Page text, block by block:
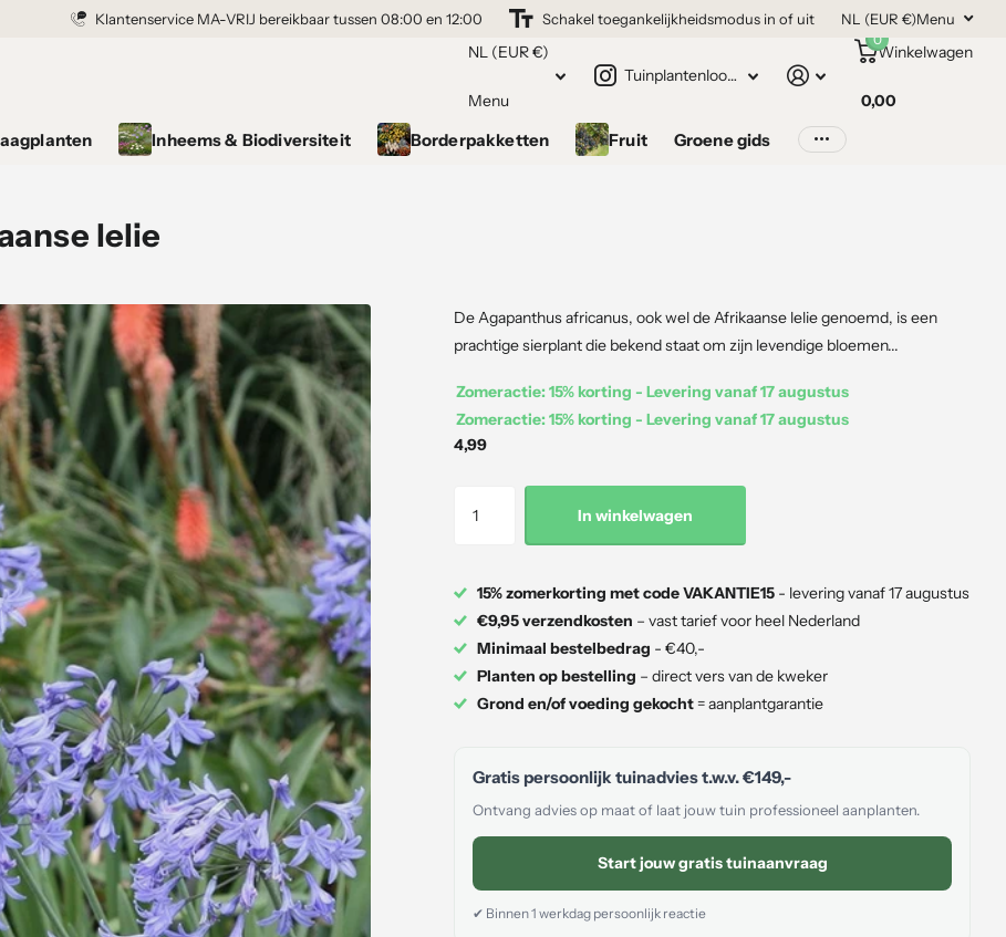
Grond gekocht = Plantgarantie
Klantenservice MA-VRIJ bereikbaar tussen 08:00 en 12:00 Schakel toegankelijkheidsmodus in of uit NL (EUR €)Menu
NL (EUR €)
Menu
Tuinplantenloods.nl
Winkelwagen
0
0,00
Inheems & Biodiversiteit Borderpakketten Fruit Groene gids
lelie
De Agapanthus africanus, ook wel de Afrikaanse lelie genoemd, is een
prachtige sierplant die bekend staat om zijn levendige bloemen...
Zomeractie: 15% korting - Levering vanaf 17 augustus
Zomeractie: 15% korting - Levering vanaf 17 augustus
4,99
In winkelwagen
15% zomerkorting met code VAKANTIE15 - levering vanaf 17 augustus
€9,95 verzendkosten – vast tarief voor heel Nederland
Minimaal bestelbedrag - €40,-
Planten op bestelling – direct vers van de kweker
Grond en/of voeding gekocht= aanplantgarantie
Gratis persoonlijk tuinadvies t.w.v.€149,-
Ontvang advies op maat of laat jouw tuin professioneel aanplanten.
Start jouw gratis tuinaanvraag
✔ Binnen 1 werkdag persoonlijk reactie